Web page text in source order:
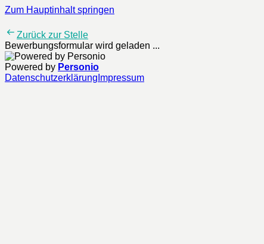
Zum Hauptinhalt springen
Zurück zur Stelle
Bewerbungsformular wird geladen ...
Powered by Personio
Datenschutzerklärung Impressum